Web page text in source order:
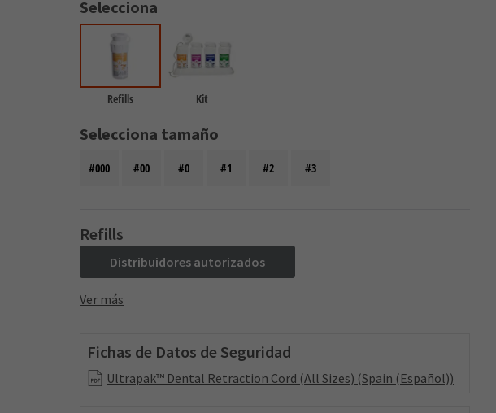
Selecciona
Refills Kit
Selecciona tamaño
#000 #00 #0 #1 #2 #3
Refills
Distribuidores autorizados
Ver más
Fichas de Datos de Seguridad
Ultrapak™ Dental Retraction Cord (All Sizes) (Spain (Español))